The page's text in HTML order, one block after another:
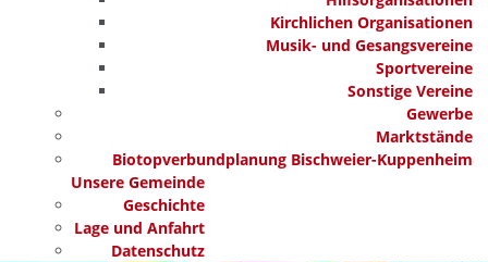
Kirchlichen Organisationen
Musik- und Gesangsvereine
Sportvereine
Sonstige Vereine
Gewerbe
Marktstände
Biotopverbundplanung Bischweier-Kuppenheim
Unsere Gemeinde
Geschichte
Lage und Anfahrt
Datenschutz